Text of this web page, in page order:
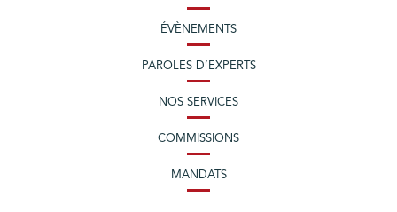
ÉVÈNEMENTS
PAROLES D’EXPERTS
NOS SERVICES
COMMISSIONS
MANDATS